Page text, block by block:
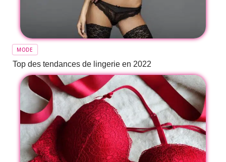
MODE
Top des tendances de lingerie en 2022